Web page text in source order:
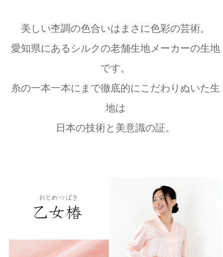
美しい杢調の色合いはまさに色彩の芸術。
愛知県にあるシルクの老舗生地メーカーの生地
です。
糸の一本一本にまで徹底的にこだわりぬいた生
地は
日本の技術と美意識の証。